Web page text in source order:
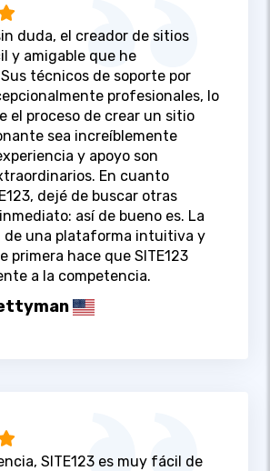
duda, el creador de sitios
y amigable que he
técnicos de soporte por
profesionales, lo
el proceso de crear un sitio
sea increíblemente
y apoyo son
En cuanto
dejé de buscar otras
así de bueno es. La
de una plataforma intuitiva y
primera hace que SITE123
a la competencia.
SITE123 es muy fácil de